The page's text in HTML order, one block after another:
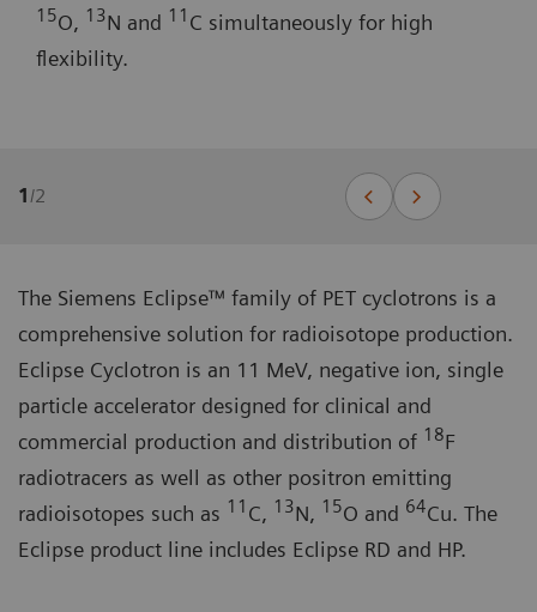
15O, 13N and 11 C simultaneously for high
flexibility.
1/2
The Siemens Eclipse™ family of PET cyclotrons is a
comprehensive solution for radioisotope production.
Eclipse Cyclotron is an 11 MeV, negative ion, single
particle accelerator designed for clinical and
commercial production and distribution of 18F
radiotracers as well as other positron emitting
radioisotopes such as 11 C, 13N, 15O and 64Cu. The
Eclipse product line includes Eclipse RD and HP.